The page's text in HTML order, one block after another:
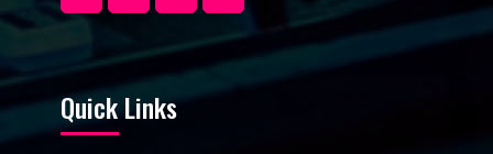
Quick Links